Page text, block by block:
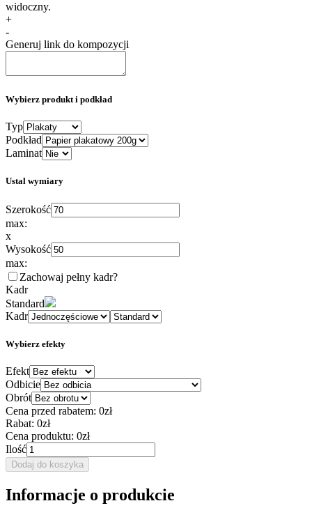
widoczny.
+
-
Generuj link do kompozycji
Wybierz produkt i podkład
Typ
Podkład
Laminat
Ustal wymiary
Szerokość
max:
x
Wysokość
max:
Zachowaj pełny kadr?
Kadr
Standard
Kadr
Wybierz efekty
Efekt
Odbicie
Obrót
Cena przed rabatem: 0zł
Rabat: 0zł
Cena produktu: 0zł
Ilość
Dodaj do koszyka
Informacje o produkcie